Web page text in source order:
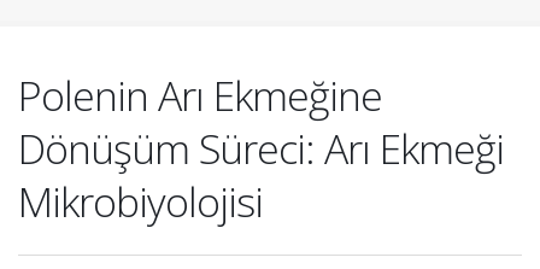
Polenin Arı Ekmeğine
Dönüşüm Süreci: Arı Ekmeği
Mikrobiyolojisi